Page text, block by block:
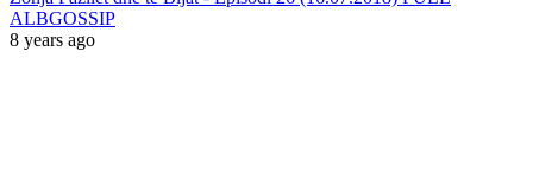
ALBGOSSIP
8 years ago